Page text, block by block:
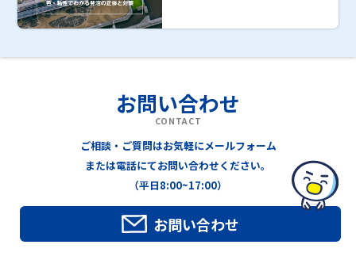
お問い合わせ
CONTACT
ご相談・ご質問はお気軽にメールフォーム
または電話にてお問い合わせください。
（平日8:00~17:00）
お問い合わせ